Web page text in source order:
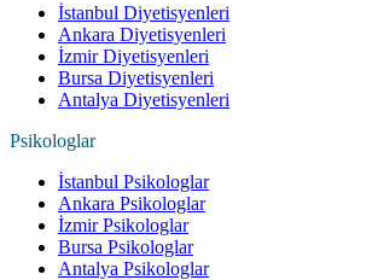
İstanbul Diyetisyenleri
Ankara Diyetisyenleri
İzmir Diyetisyenleri
Bursa Diyetisyenleri
Antalya Diyetisyenleri
Psikologlar
İstanbul Psikologlar
Ankara Psikologlar
İzmir Psikologlar
Bursa Psikologlar
Antalya Psikologlar